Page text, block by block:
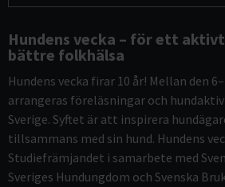
Hundens vecka – för ett
bättre folkhälsa
Hundens vecka firar 10 år! Mellan den
arrangeras föreläsningar och
Sverige. Syftet är att inspirera
tillsammans med sin hund. Hundens
Studiefrämjandet i samarbete med
Sveriges Hundungdom och Svenska